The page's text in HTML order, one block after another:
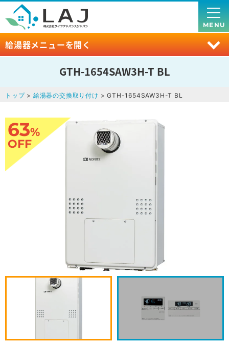
給湯器メニューを開く
MENU
GTH-1654SAW3H-T BL
トップ> 給湯器の交換取り付け > GTH-1654SAW3H-T BL
63%
OFF